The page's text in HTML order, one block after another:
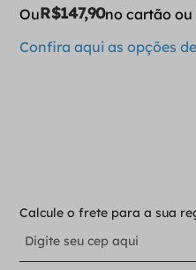
OuR$147,90no cartão
Confira aqui as opções
Calcule o frete para a sua